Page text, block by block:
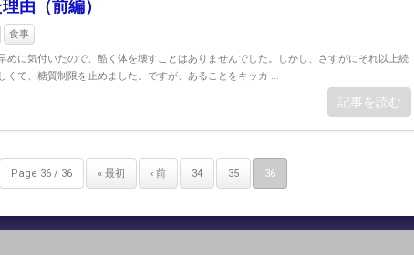
由（前編）
食事
めに気付いたので、酷く体を壊すことはありませんでした。しかし、さすがにそれ以上続
くて、糖質制限を止めました。ですが、あることをキッカ ...
記事を読む
Page 36 / 36 « 最初 ‹ 前 34 35 36